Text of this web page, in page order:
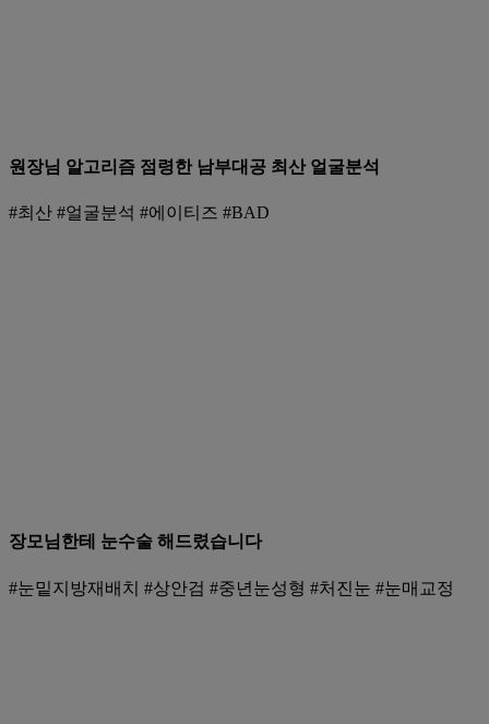
원장님 알고리즘 점령한 남부대공 최산 얼굴분석
#최산 #얼굴분석 #에이티즈 #BAD
장모님한테 눈수술 해드렸습니다
#눈밑지방재배치 #상안검 #중년눈성형 #처진눈 #눈매교정